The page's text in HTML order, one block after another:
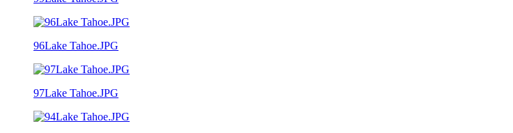
96Lake Tahoe.JPG
97Lake Tahoe.JPG